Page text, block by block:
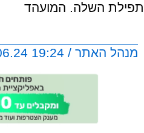
תפילת השלה. המועהד
מנהל האתר / 19:24 04.06.24